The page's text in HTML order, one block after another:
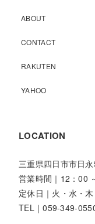
ABOUT
CONTACT
RAKUTEN
YAHOO
LOCATION
三重県四日市市日
営業時間｜12：00
定休日｜火・水・木
TEL｜059-349-